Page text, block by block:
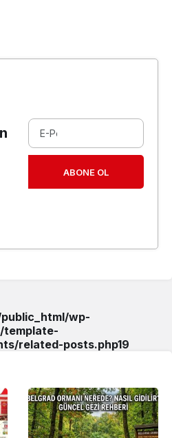
ABONE OL
wp-
template-
related-posts.php19